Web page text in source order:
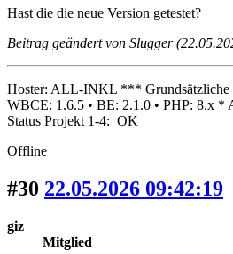
Hast die die neue Version getestet?
Beitrag geändert von Slugger
Hoster: ALL-INKL ***
WBCE: 1.6.5 • BE: 2.1.0 • PHP: 8.x *
Status Projekt 1-4: OK
Offline
#30 22.05.2026 09:42:19
giz
Mitglied